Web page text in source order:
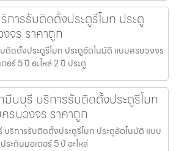
การรับติดตั้งประตูรีโมท ประตู
จร ราคาถูก
ติดตั้งประตูรีโมท ประตูอัตโนมัติ แบบครบวงจร
ร์ 5 ปี อะไหล่ 2 ปี ประตู
มีนบุรี บริการรับติดตั้งประตูรีโมท
รบวงจร ราคาถูก
ริการรับติดตั้งประตูรีโมท ประตูอัตโนมัติ แบบ
ะกันมอเตอร์ 5 ปี อะไหล่